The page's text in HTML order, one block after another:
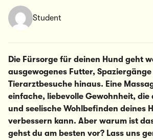
Student
Die Fürsorge für deinen Hund geht
ausgewogenes Futter, Spaziergänge
Tierarztbesuche hinaus. Eine
einfache, liebevolle Gewohnheit, die
und seelische Wohlbefinden deines
verbessern kann. Aber warum ist
gehst du am besten vor? Lass uns